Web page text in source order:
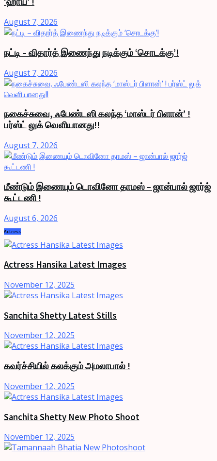
August 7, 2026
நட்டி – விதார்த் இணைந்து நடிக்கும் ‘சொடக்கு’!
August 7, 2026
நகைச்சுவை, ஃபேண்டஸி கலந்த ‘மாஸ்டர் பிளான்’ !
பர்ஸ்ட் லுக் வெளியானது!!
August 7, 2026
மீண்டும் இணையும் டொவினோ தாமஸ் – ஜான்பால் ஜார்ஜ்
கூட்டணி !
August 6, 2026
Actress
Actress Hansika Latest Images
November 12, 2025
Sanchita Shetty Latest Stills
November 12, 2025
கவர்ச்சியில் கலக்கும் அமலாபால் !
November 12, 2025
Sanchita Shetty New Photo Shoot
November 12, 2025